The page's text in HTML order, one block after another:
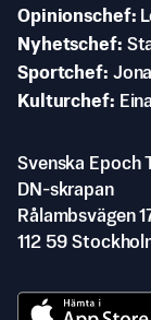
Opinionschef
Nyhetschef
Sportchef
Kulturchef
Svenska Epoch
DN-skrapan
Rålambsvägen
112 59